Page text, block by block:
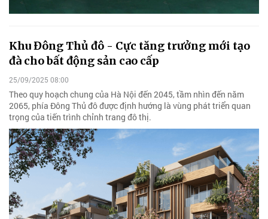
Khu Đông Thủ đô - Cực tăng trưởng mới tạo
đà cho bất động sản cao cấp
25/09/2025 08:00
Theo quy hoạch chung của Hà Nội đến 2045, tầm nhìn đến năm
2065, phía Đông Thủ đô được định hướng là vùng phát triển quan
trọng của tiến trình chỉnh trang đô thị.